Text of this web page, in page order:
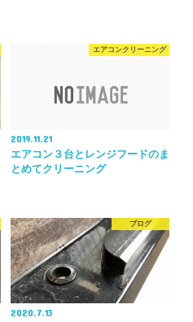
エアコンクリーニング
2019.11.21
エアコン３台とレンジフードのま
とめてクリーニング
ブログ
2020.7.13